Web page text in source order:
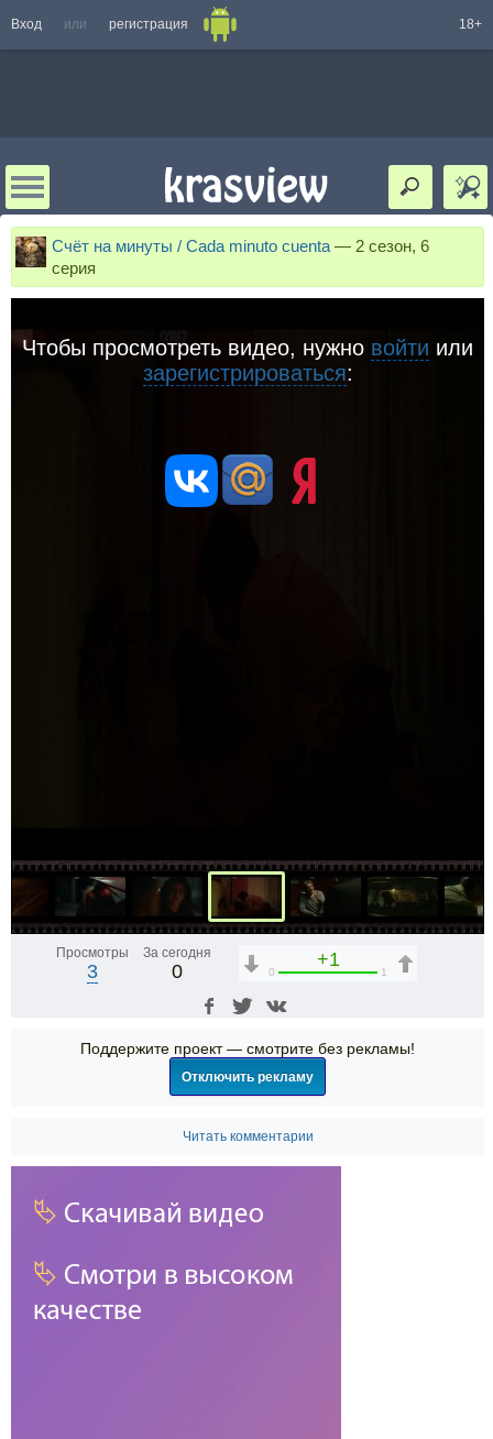
Вход или регистрация 18+
Счёт на минуты / Cada minuto cuenta — 2 сезон, 6
серия
Чтобы просмотреть видео, нужно войти или
зарегистрироваться:
Просмотры
3
За сегодня
0
+1
0 1
Поддержите проект — смотрите без рекламы!
Отключить рекламу
Читать комментарии